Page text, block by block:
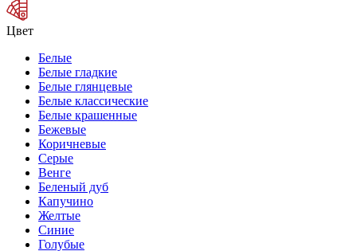
Цвет
Белые
Белые гладкие
Белые глянцевые
Белые классические
Белые крашенные
Бежевые
Коричневые
Серые
Венге
Беленый дуб
Капучино
Желтые
Синие
Голубые